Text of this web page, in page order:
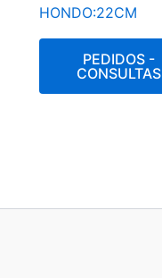
HONDO:22CM
PEDIDOS -
CONSULTAS